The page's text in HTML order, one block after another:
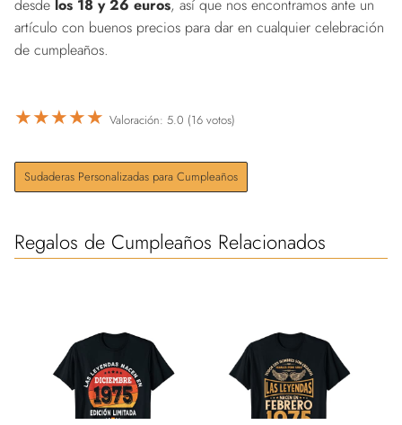
desde los 18 y 26 euros, así que nos encontramos ante un
artículo con buenos precios para dar en cualquier celebración
de cumpleaños.
★★★★★ Valoración: 5.0 (16 votos)
Sudaderas Personalizadas para Cumpleaños
Regalos de Cumpleaños Relacionados